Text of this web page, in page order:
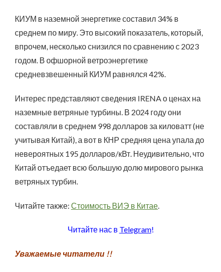
КИУМ в наземной энергетике составил 34% в
среднем по миру. Это высокий показатель, который,
впрочем, несколько снизился по сравнению с 2023
годом. В офшорной ветроэнергетике
средневзвешенный КИУМ равнялся 42%.
Интерес представляют сведения IRENA о ценах на
наземные ветряные турбины. В 2024 году они
составляли в среднем 998 долларов за киловатт (не
учитывая Китай), а вот в КНР средняя цена упала до
невероятных 195 долларов/кВт. Неудивительно, что
Китай отъедает всю большую долю мирового рынка
ветряных турбин.
Читайте также: Стоимость ВИЭ в Китае
Читайте нас в Telegram!
Уважаемые читатели !!